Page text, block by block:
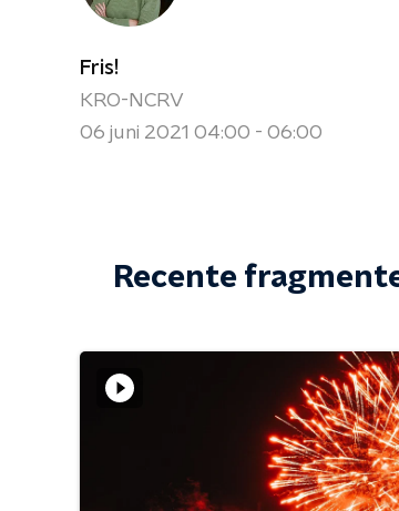
Fris!
KRO-NCRV
06 juni 2021 04:00 - 06:00
Recente